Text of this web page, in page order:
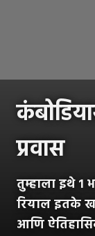
प्रवास
तुम्हाला इथे १
रियाल इतके
आणि